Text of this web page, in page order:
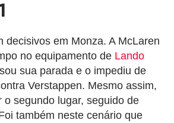
decisivos em Monza. A McLaren
no equipamento de Lando
sua parada e o impediu de
Verstappen. Mesmo assim,
o segundo lugar, seguido de
também neste cenário que